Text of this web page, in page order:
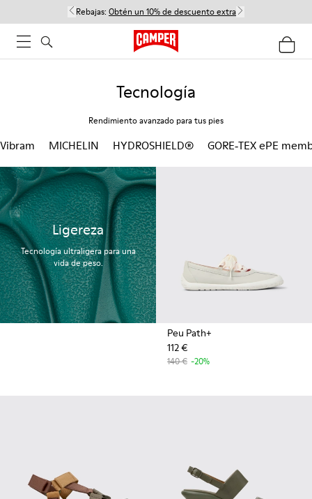
Rebajas: Obtén un 10% de descuento extra
Tecnología
Rendimiento avanzado para tus pies
Vibram MICHELIN HYDROSHIELD® GORE‑TEX ePE
Ligereza
Tecnología ultraligera para una
vida de peso.
Peu Path+
112 €
140 € -20%